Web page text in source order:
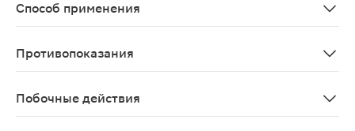
Способ применения
Противопоказания
Побочные действия